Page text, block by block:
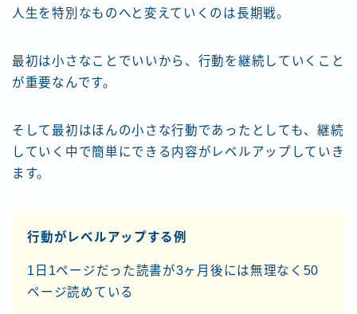
人生を特別なものへと変えていくのは長期戦。
最初は小さなことでいいから、行動を継続していくこと
が重要なんです。
そして最初はほんの小さな行動であったとしても、継続
していく中で簡単にできる内容がレベルアップしていき
ます。
行動がレベルアップする例
1日1ページだった読書が3ヶ月後には無理なく50
ページ読めている